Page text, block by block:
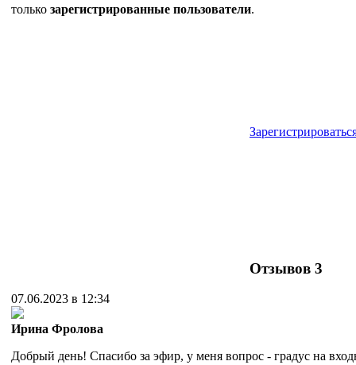
только зарегистрированные пользователи.
Отзывов 3
07.06.2023 в 12:34
Ирина Фролова
Добрый день! Спасибо за эфир, у меня вопрос - градус на